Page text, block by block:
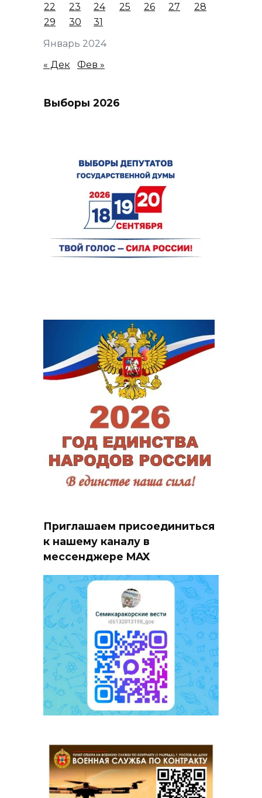
Январь 2024
22
23 24 25 26 27
28
29
30 31
« Дек Фев »
Выборы 2026
Приглашаем присоединиться
к нашему каналу в
мессенджере MAX